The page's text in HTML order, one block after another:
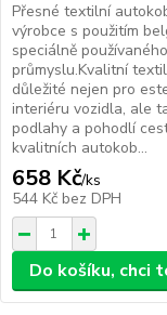
Přesné textilní
výrobce s použitím
speciálně
průmyslu.Kvalitní
důležité nejen pro
interiéru vozidla, ale
podlahy a pohodlí
kvalitních autokob...
658 Kč/ks
544 Kč bez DPH
Do košíku, chci